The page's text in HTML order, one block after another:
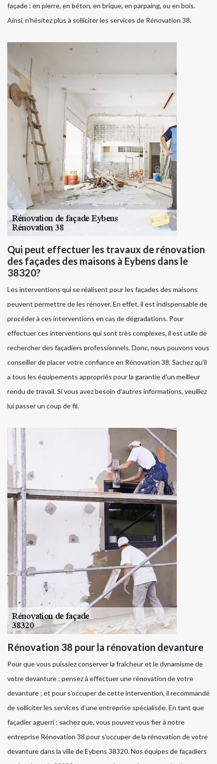
façade : en pierre, en béton, en brique, en parpaing, ou en bois.
Ainsi, n’hésitez plus à solliciter les services de Rénovation 38.
Qui peut effectuer les travaux de rénovation
des façades des maisons à Eybens dans le
38320?
Les interventions qui se réalisent pour les façades des maisons
peuvent permettre de les rénover. En effet, il est indispensable de
procéder à ces interventions en cas de dégradations. Pour
effectuer ces interventions qui sont très complexes, il est utile de
rechercher des façadiers professionnels. Donc, nous pouvons vous
conseiller de placer votre confiance en Rénovation 38. Sachez qu'il
a tous les équipements appropriés pour la garantie d'un meilleur
rendu de travail. Si vous avez besoin d'autres informations, veuillez
lui passer un coup de fil.
Rénovation 38 pour la rénovation devanture
Pour que vous puissiez conserver la fraîcheur et le dynamisme de
votre devanture ; pensez à effectuer une rénovation de votre
devanture ; et pour s’occuper de cette intervention, il recommandé
de solliciter les services d’une entreprise spécialisée. En tant que
façadier aguerri ; sachez que, vous pouvez vous fier à notre
entreprise Rénovation 38 pour s’occuper de la rénovation de votre
devanture dans la ville de Eybens 38320. Nos équipes de façadiers